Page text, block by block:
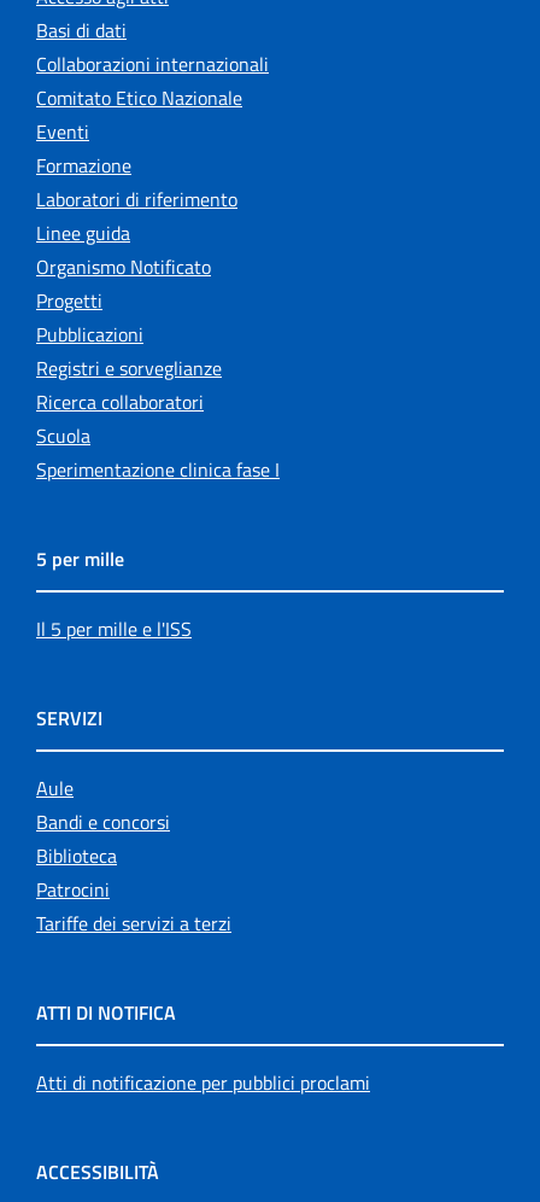
Basi di dati
Collaborazioni internazionali
Comitato Etico Nazionale
Eventi
Formazione
Laboratori di riferimento
Linee guida
Organismo Notificato
Progetti
Pubblicazioni
Registri e sorveglianze
Ricerca collaboratori
Scuola
Sperimentazione clinica fase I
5 per mille
Il 5 per mille e l'ISS
SERVIZI
Aule
Bandi e concorsi
Biblioteca
Patrocini
Tariffe dei servizi a terzi
ATTI DI NOTIFICA
Atti di notificazione per pubblici proclami
ACCESSIBILITÀ